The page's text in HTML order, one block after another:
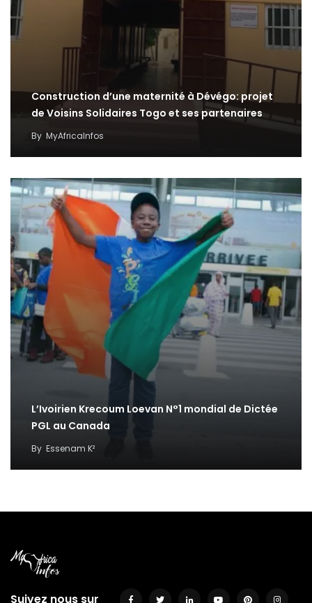
Construction d’une maternité à Dévégo: projet
de Voisins Solidaires Togo et ses partenaires
By MyAfricaInfos
L’Ivoirien Krecoum Loevan N°1 mondial de Dictée
PGL au Canada
By Essenam K²
Suivez nous sur